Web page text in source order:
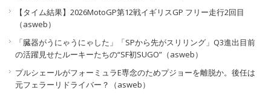
【タイム結果】2026MotoGP第12戦イギリスGP フリー走行2回目
（asweb）
「臓器がうにゃうにゃした」「SPから先がスリリング」Q3進出目前
の活躍見せたルーキーたちの“SF初SUGO”（asweb）
プルシェールがフォーミュラE専念のためプジョーを離脱か。後任は
元フェラーリドライバー？（asweb）